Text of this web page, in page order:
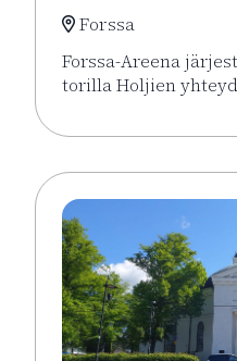
Forssa
Forssa-Areena
torilla Holjien